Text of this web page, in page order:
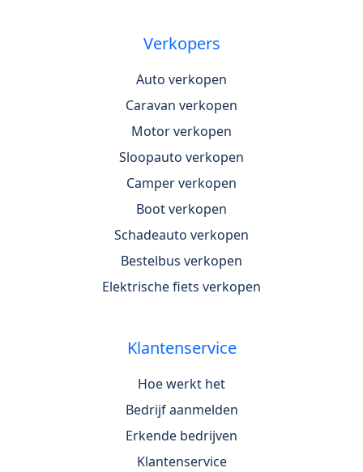
Verkopers
Auto verkopen
Caravan verkopen
Motor verkopen
Sloopauto verkopen
Camper verkopen
Boot verkopen
Schadeauto verkopen
Bestelbus verkopen
Elektrische fiets verkopen
Klantenservice
Hoe werkt het
Bedrijf aanmelden
Erkende bedrijven
Klantenservice